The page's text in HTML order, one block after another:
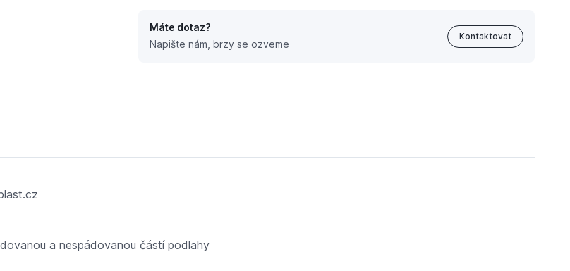
Máte dotaz?
Napište nám, brzy se ozveme
Kontaktovat
a nespádovanou částí podlahy